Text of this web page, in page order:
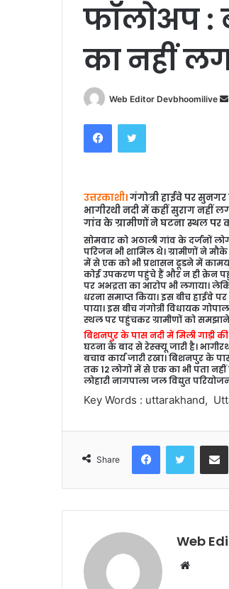
फॉलोअप :
का नहीं
Web Editor Devbhoomilive
FacebookTwitter
उत्तरकाशी।गंगोत्री हाईवे पर
भागीरथी नदी में कहीं सुराग नहीं
गांव के ग्रामीणों ने घटना स्थल पर
सोमवार को अठाली गांव के दर्जनों
परिजन भी शामिल थे। ग्रामीणों ने
में से एक को भी प्रशासन ढूडने में
कोई उपकरण पहुंचे हैं और न ही क्रेन
पर अभद्रता का आरोप भी लगाया।
धरना समाप्त किया। इस बीच हाईवे
पाया। इस बीच गंगोत्री विधायक
स्थल पर पहुंचकर ग्रामीणों को
बिशनपुर के पास नदी में मिली गाड़ी
घटना के बाद से रेस्क्यू जारी है।
बचाव कार्य जारी रखा। बिशनपुर के
तक 12 लोगों में से एक का भी पता
लोहारी नागपाला जल विद्युत
Key Words : uttarakhand,
Share
FacebookTwitter
Web
Website